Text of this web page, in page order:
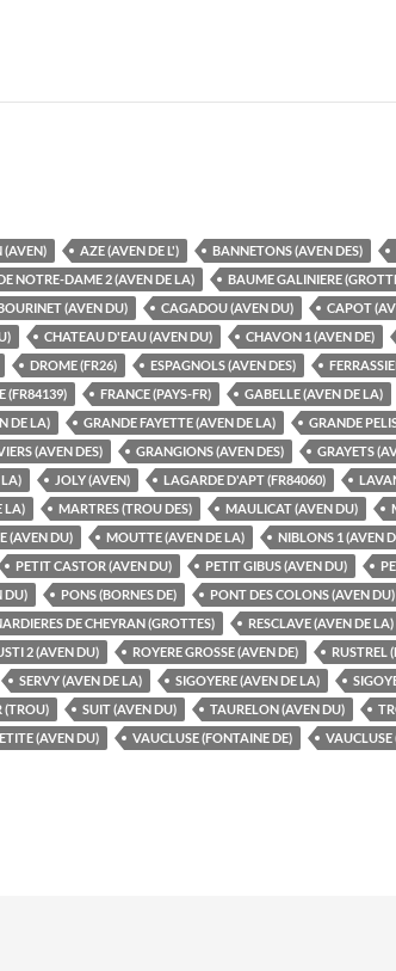
(AVEN) AZE (AVEN DE L') BANNETONS (AVEN DES)
NOTRE-DAME 2 (AVEN DE LA) BAUME GALINIERE
(AVEN DU) CAGADOU (AVEN DU) CAPOT
CHATEAU D'EAU (AVEN DU) CHAVON 1 (AVEN DE)
DROME (FR26) ESPAGNOLS (AVEN DES)
(FR84139) FRANCE (PAYS-FR) GABELLE (AVEN DE LA)
DE LA) GRANDE FAYETTE (AVEN DE LA)
GRANDE
(AVEN DES) GRANGIONS (AVEN DES) GRAYETS
LA) JOLY (AVEN) LAGARDE D'APT (FR84060)
LA) MARTRES (TROU DES) MAULICAT (AVEN DU)
(AVEN DU) MOUTTE (AVEN DE LA) NIBLONS 1 (AVEN
PETIT CASTOR (AVEN DU) PETIT GIBUS (AVEN DU)
DU) PONS (BORNES DE) PONT DES COLONS (AVEN DU)
DE CHEYRAN (GROTTES) RESCLAVE (AVEN DE LA)
2 (AVEN DU) ROYERE GROSSE (AVEN DE) RUSTREL
SERVY (AVEN DE LA) SIGOYERE (AVEN DE LA)
(TROU) SUIT (AVEN DU) TAURELON (AVEN DU)
(AVEN DU) VAUCLUSE (FONTAINE DE) VAUCLUSE